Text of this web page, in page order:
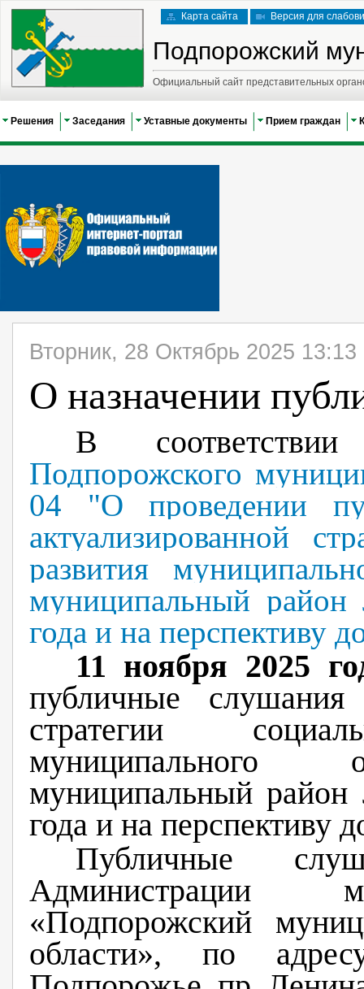
Карта сайта Версия для
Подпорожский
Официальный сайт представительных
Решения Заседания Уставные документы Прием граждан
Вторник, 28 Октябрь 2025 13:13
О назначении
В
Подпорожского
04 "О проведении
актуализированной
развития
муниципальный район
года и на перспективу
11 ноября 2025
публичные
стратегии
муниципального
муниципальный район
года и на перспективу
Публичные
Администрации
«Подпорожский
области», по